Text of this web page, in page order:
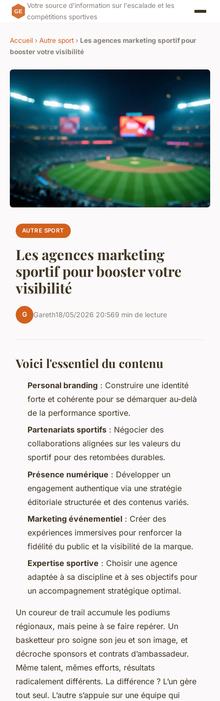
Votre source d'information sur l'escalade et les
compétitions sportives
Accueil › Autre sport › Les agences marketing sportif pour
booster votre visibilité
AUTRE SPORT
Les agences marketing
sportif pour booster votre
visibilité
G Gareth18/05/2026 20:569 min de lecture
Voici l'essentiel du contenu
Personal branding : Construire une identité
forte et cohérente pour se démarquer au-delà
de la performance sportive.
Partenariats sportifs : Négocier des
collaborations alignées sur les valeurs du
sportif pour des retombées durables.
Présence numérique : Développer un
engagement authentique via une stratégie
éditoriale structurée et des contenus variés.
Marketing événementiel : Créer des
expériences immersives pour renforcer la
fidélité du public et la visibilité de la marque.
Expertise sportive : Choisir une agence
adaptée à sa discipline et à ses objectifs pour
un accompagnement stratégique optimal.
Un coureur de trail accumule les podiums
régionaux, mais peine à se faire repérer. Un
basketteur pro soigne son jeu et son image, et
décroche sponsors et contrats d’ambassadeur.
Même talent, mêmes efforts, résultats
radicalement différents. La différence ? L’un gère
tout seul. L’autre s’appuie sur une équipe qui